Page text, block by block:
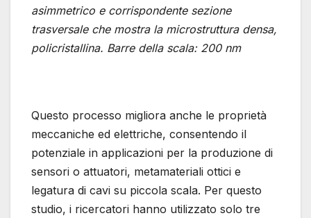
asimmetrico e corrispondente sezione
trasversale che mostra la microstruttura densa,
policristallina. Barre della scala: 200 nm
Questo processo migliora anche le proprietà
meccaniche ed elettriche, consentendo il
potenziale in applicazioni per la produzione di
sensori o attuatori, metamateriali ottici e
legatura di cavi su piccola scala. Per questo
studio, i ricercatori hanno utilizzato solo tre